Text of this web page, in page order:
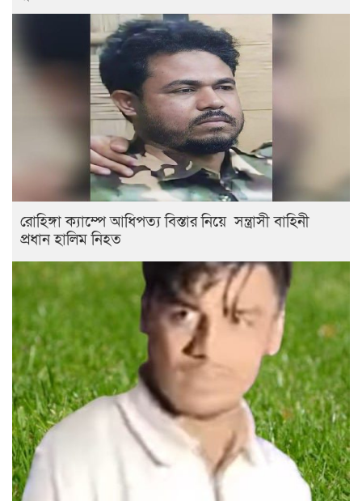
রোহিঙ্গা ক্যাম্পে আধিপত্য বিস্তার নিয়ে সন্ত্রাসী বাহিনী
প্রধান হালিম নিহত